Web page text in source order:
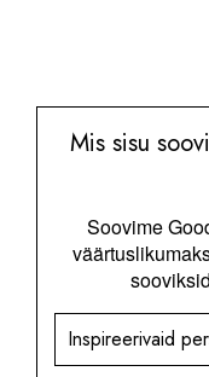
Mis sisu
Soovime
Inspireerivaid